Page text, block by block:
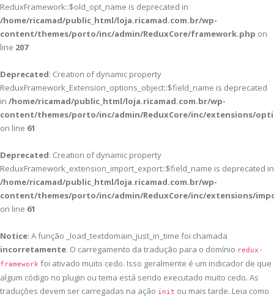
ReduxFramework::$old_opt_name is deprecated in
/home/ricamad/public_html/loja.ricamad.com.br/wp-
content/themes/porto/inc/admin/ReduxCore/framework.php on
line 207
Deprecated: Creation of dynamic property
ReduxFramework_Extension_options_object::$field_name is deprecated
in /home/ricamad/public_html/loja.ricamad.com.br/wp-
content/themes/porto/inc/admin/ReduxCore/inc/extensions/
on line 61
Deprecated: Creation of dynamic property
ReduxFramework_extension_import_export::$field_name is deprecated in
/home/ricamad/public_html/loja.ricamad.com.br/wp-
content/themes/porto/inc/admin/ReduxCore/inc/extensions/
on line 61
Notice: A função _load_textdomain_just_in_time foi chamada
incorretamente. O carregamento da tradução para o domínio redux-
framework foi ativado muito cedo. Isso geralmente é um indicador de que
algum código no plugin ou tema está sendo executado muito cedo. As
traduções devem ser carregadas na ação init ou mais tarde. Leia como